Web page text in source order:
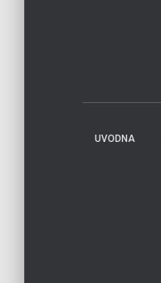
UVODNA